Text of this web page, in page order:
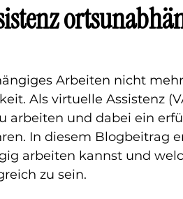
Arbeiten nicht
Als virtuelle Assistenz
arbeiten und dabei ein
In diesem Blogbeitrag
arbeiten kannst und
zu sein.